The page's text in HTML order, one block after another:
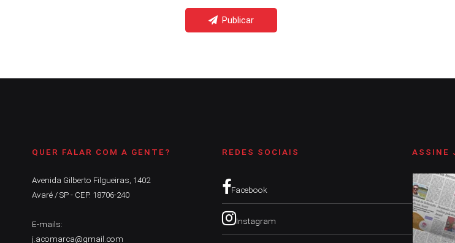
Publicar
QUER FALAR COM A GENTE?
Avenida Gilberto Filgueiras, 1402
Avaré / SP - CEP. 18706-240
E-mails:
j.acomarca@gmail.com
REDES SOCIAIS
Facebook
Instagram
ASSINE